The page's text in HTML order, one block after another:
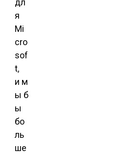
дл
я
Mi
cro
sof
t,
и м
ы б
ы
бо
ль
ше